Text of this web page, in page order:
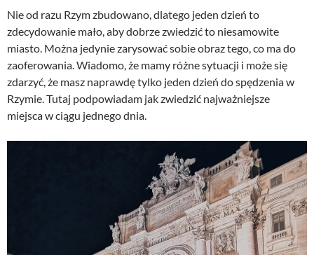
Nie od razu Rzym zbudowano, dlatego jeden dzień to
zdecydowanie mało, aby dobrze zwiedzić to niesamowite
miasto. Można jedynie zarysować sobie obraz tego, co ma do
zaoferowania. Wiadomo, że mamy różne sytuacji i może się
zdarzyć, że masz naprawdę tylko jeden dzień do spędzenia w
Rzymie. Tutaj podpowiadam jak zwiedzić najważniejsze
miejsca w ciągu jednego dnia.